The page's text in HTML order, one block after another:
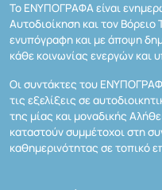
Το ΕΝΥΠΟΓΡΑΦΑ είναι
Αυτοδιοίκηση και τον Βόρειο
ενυπόγραφη και με άποψη
κάθε κοινωνίας ενεργών
Οι συντάκτες του
τις εξελίξεις σε
της μίας και μοναδικής
καταστούν συμμέτοχοι στη
καθημερινότητας σε τοπικό